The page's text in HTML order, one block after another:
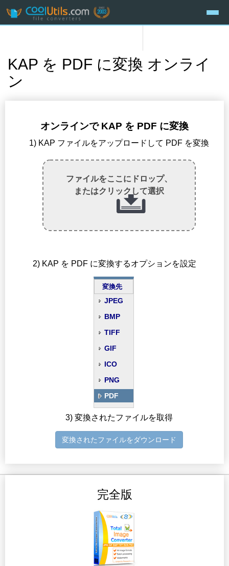
KAP を PDF に変換 オンライ
ン
オンラインで KAP を PDF に変換
1) KAP ファイルをアップロードして PDF を変換
ファイルをここにドロップ、
またはクリックして選択
2) KAP を PDF に変換するオプションを設定
変換先
JPEG
BMP
TIFF
GIF
ICO
PNG
PDF
3) 変換されたファイルを取得
変換されたファイルをダウンロード
完全版